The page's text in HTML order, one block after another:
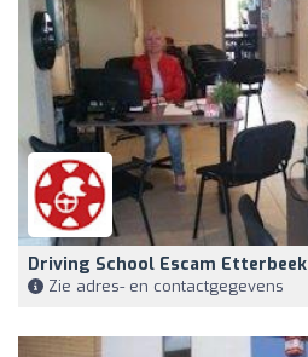
Driving School Escam Etterbeek
Zie adres- en contactgegevens